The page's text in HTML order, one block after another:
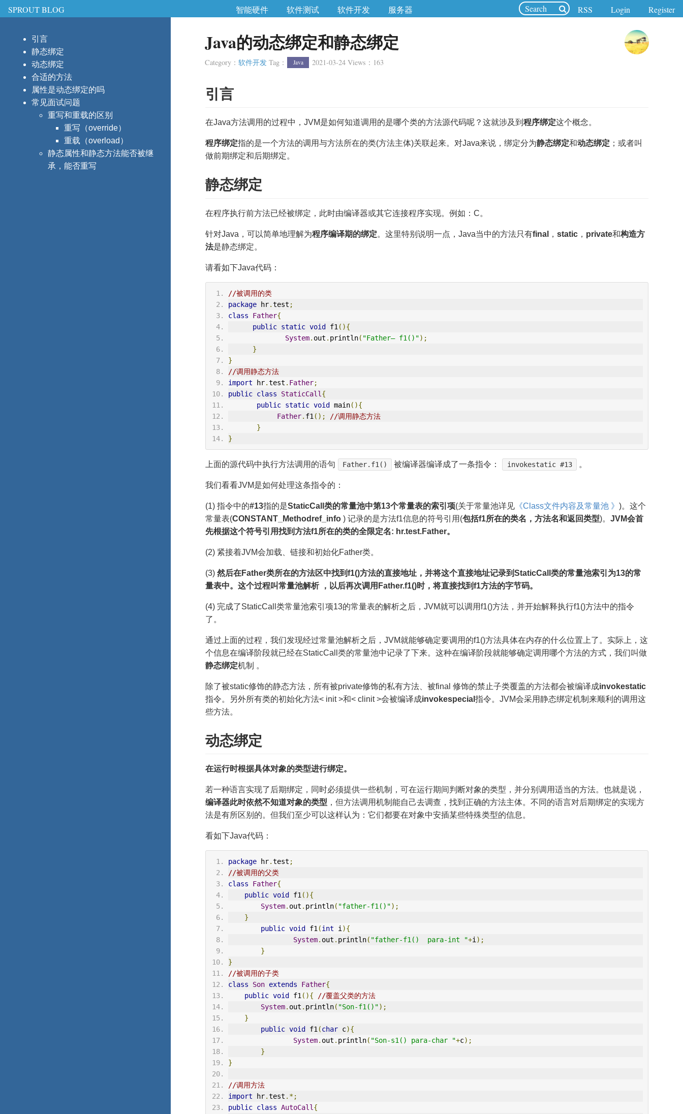
SPROUT BLOG 智能硬件 软件测试 软件开发 服务器 RSS Login Register
引言
静态绑定
动态绑定
合适的方法
属性是动态绑定的吗
常见面试问题
重写和重载的区别
重写（override）
重载（overload）
静态属性和静态方法能否被继
承，能否重写
Java的动态绑定和静态绑定
Category ：软件开发 Tag ： Java 2021-03-24 Views ： 163
引言
在Java方法调用的过程中，JVM是如何知道调用的是哪个类的方法源代码呢？这就涉及到 程序绑定这个概念。
程序绑定指的是一个方法的调用与方法所在的类(方法主体)关联起来。对Java来说，绑定分为静态绑定和动态绑定 ；或者叫
做前期绑定和后期绑定。
静态绑定
在程序执行前方法已经被绑定，此时由编译器或其它连接程序实现。例如：C。
针对Java，可以简单地理解为程序编译期的绑定。这里特别说明一点，Java当中的方法只有final ， static ， private和构造方
法是静态绑定。
请看如下Java代码：
//被调用的类
package hr.test ;
class
Father{
public static void f1 (){
System. out . println( "Father— f1()");
}
}
//调用静态方法
import hr.test . Father;
public class StaticCall {
public static void main(){
Father. f1 ();
//调用静态方法
}
}
上面的源代码中执行方法调用的语句 Father.f1() 被编译器编译成了一条指令： invokestatic #13 。
我们看看JVM是如何处理这条指令的：
(1) 指令中的#13指的是StaticCall类的常量池中第13个常量表的索引项(关于常量池详见 《Class文件内容及常量池 》 )。这个
常量表(CONSTANT_Methodref_info ) 记录的是方法f1信息的符号引用(包括f1所在的类名，方法名和返回类型)。 JVM会首
先根据这个符号引用找到方法f1所在的类的全限定名: hr.test.Father。
(2) 紧接着JVM会加载、链接和初始化Father类。
(3) 然后在Father类所在的方法区中找到f1()方法的直接地址，并将这个直接地址记录到StaticCall类的常量池索引为13的常
量表中。这个过程叫常量池解析 ，以后再次调用Father.f1()时，将直接找到f1方法的字节码。
(4) 完成了StaticCall类常量池索引项13的常量表的解析之后，JVM就可以调用f1()方法，并开始解释执行f1()方法中的指令
了。
通过上面的过程，我们发现经过常量池解析之后，JVM就能够确定要调用的f1()方法具体在内存的什么位置上了。实际上，这
个信息在编译阶段就已经在StaticCall类的常量池中记录了下来。这种在编译阶段就能够确定调用哪个方法的方式，我们叫做
静态绑定机制 。
除了被static修饰的静态方法，所有被private修饰的私有方法、被final 修饰的禁止子类覆盖的方法都会被编译成invokestatic
指令。另外所有类的初始化方法< init >和< clinit >会被编译成invokespecial 指令。JVM会采用静态绑定机制来顺利的调用这
些方法。
动态绑定
在运行时根据具体对象的类型进行绑定。
若一种语言实现了后期绑定，同时必须提供一些机制，可在运行期间判断对象的类型，并分别调用适当的方法。也就是说，
编译器此时依然不知道对象的类型 ，但方法调用机制能自己去调查，找到正确的方法主体。不同的语言对后期绑定的实现方
法是有所区别的。但我们至少可以这样认为：它们都要在对象中安插某些特殊类型的信息。
看如下Java代码：
package hr.test ;
//被调用的父类
class
Father{
public void f1 (){
System. out . println( "father-f1()");
}
public void f1 (int i ){
System. out . println( "father-f1()  para-int "+i );
}
}
//被调用的子类
class
Son extends Father{
public void f1 (){
//覆盖父类的方法
System. out . println( "Son-f1()");
}
public void f1 (char c){
System. out . println( "Son-s1() para-char "+c);
}
}
//调用方法
import hr.test .*;
public class AutoCall {